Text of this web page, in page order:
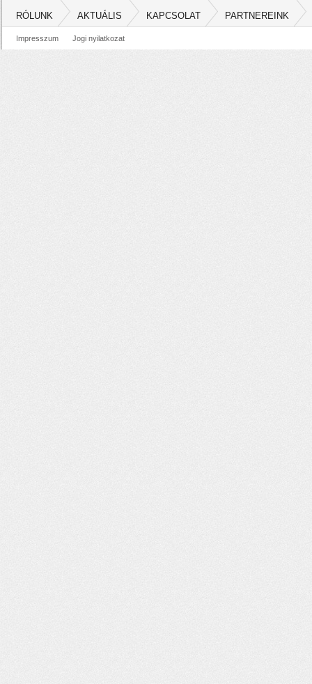
RÓLUNK AKTUÁLIS KAPCSOLAT PARTNEREINK
Impresszum Jogi nyilatkozat